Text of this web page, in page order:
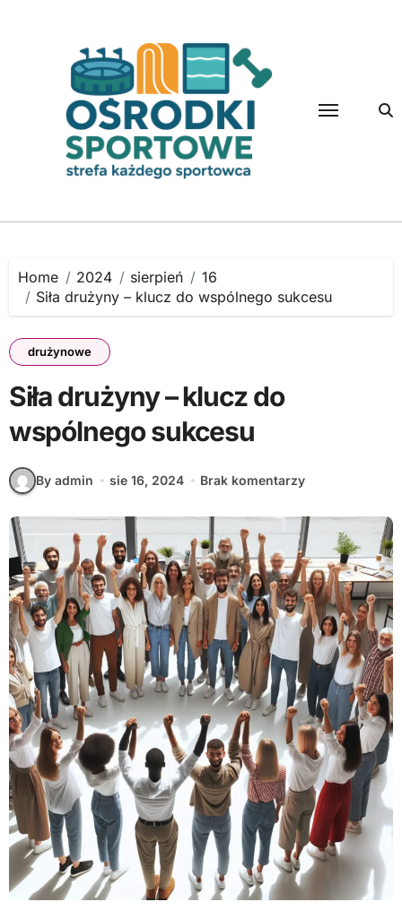
Home 2024 sierpień
16
Siła drużyny – klucz do wspólnego sukcesu
drużynowe
Siła drużyny – klucz do
wspólnego sukcesu
By admin sie 16, 2024 Brak komentarzy